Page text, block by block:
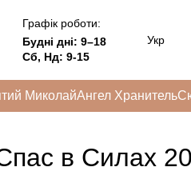
Графік роботи:
Будні дні: 9–18
Сб, Нд: 9-15
Укр
МиколайАнгел Хранитель
Спас в Силах